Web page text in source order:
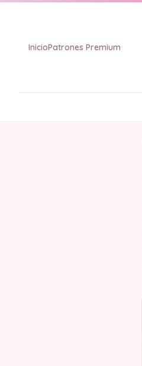
InicioPatrones Premium